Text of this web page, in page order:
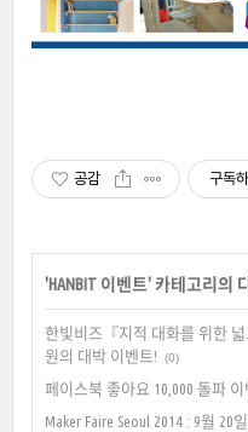
공감 구독
'HANBIT 이벤트' 카테고리의
한빛비즈『지적 대화를 위한
원의 대박 이벤트!
(0)
페이스북 좋아요 10,000 돌파 이
Maker Faire Seoul 2014 : 9월 20